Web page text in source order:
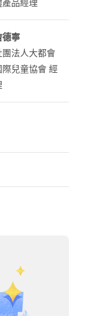
產品經理
德寧
團法人大都會
際兒童協會 經